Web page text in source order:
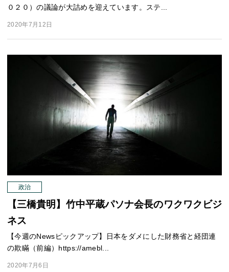
０２０）の議論が大詰めを迎えています。ステ...
2020年7月12日
政治
【三橋貴明】竹中平蔵パソナ会長のワクワクビジ
ネス
【今週のNewsピックアップ】日本をダメにした財務省と経団連
の欺瞞（前編）https://amebl...
2020年7月6日